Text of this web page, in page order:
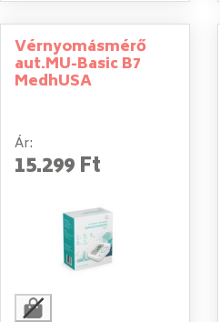
Vérnyomásmérő
aut.MU-Basic B7
MedhUSA
Ár:
15.299 Ft